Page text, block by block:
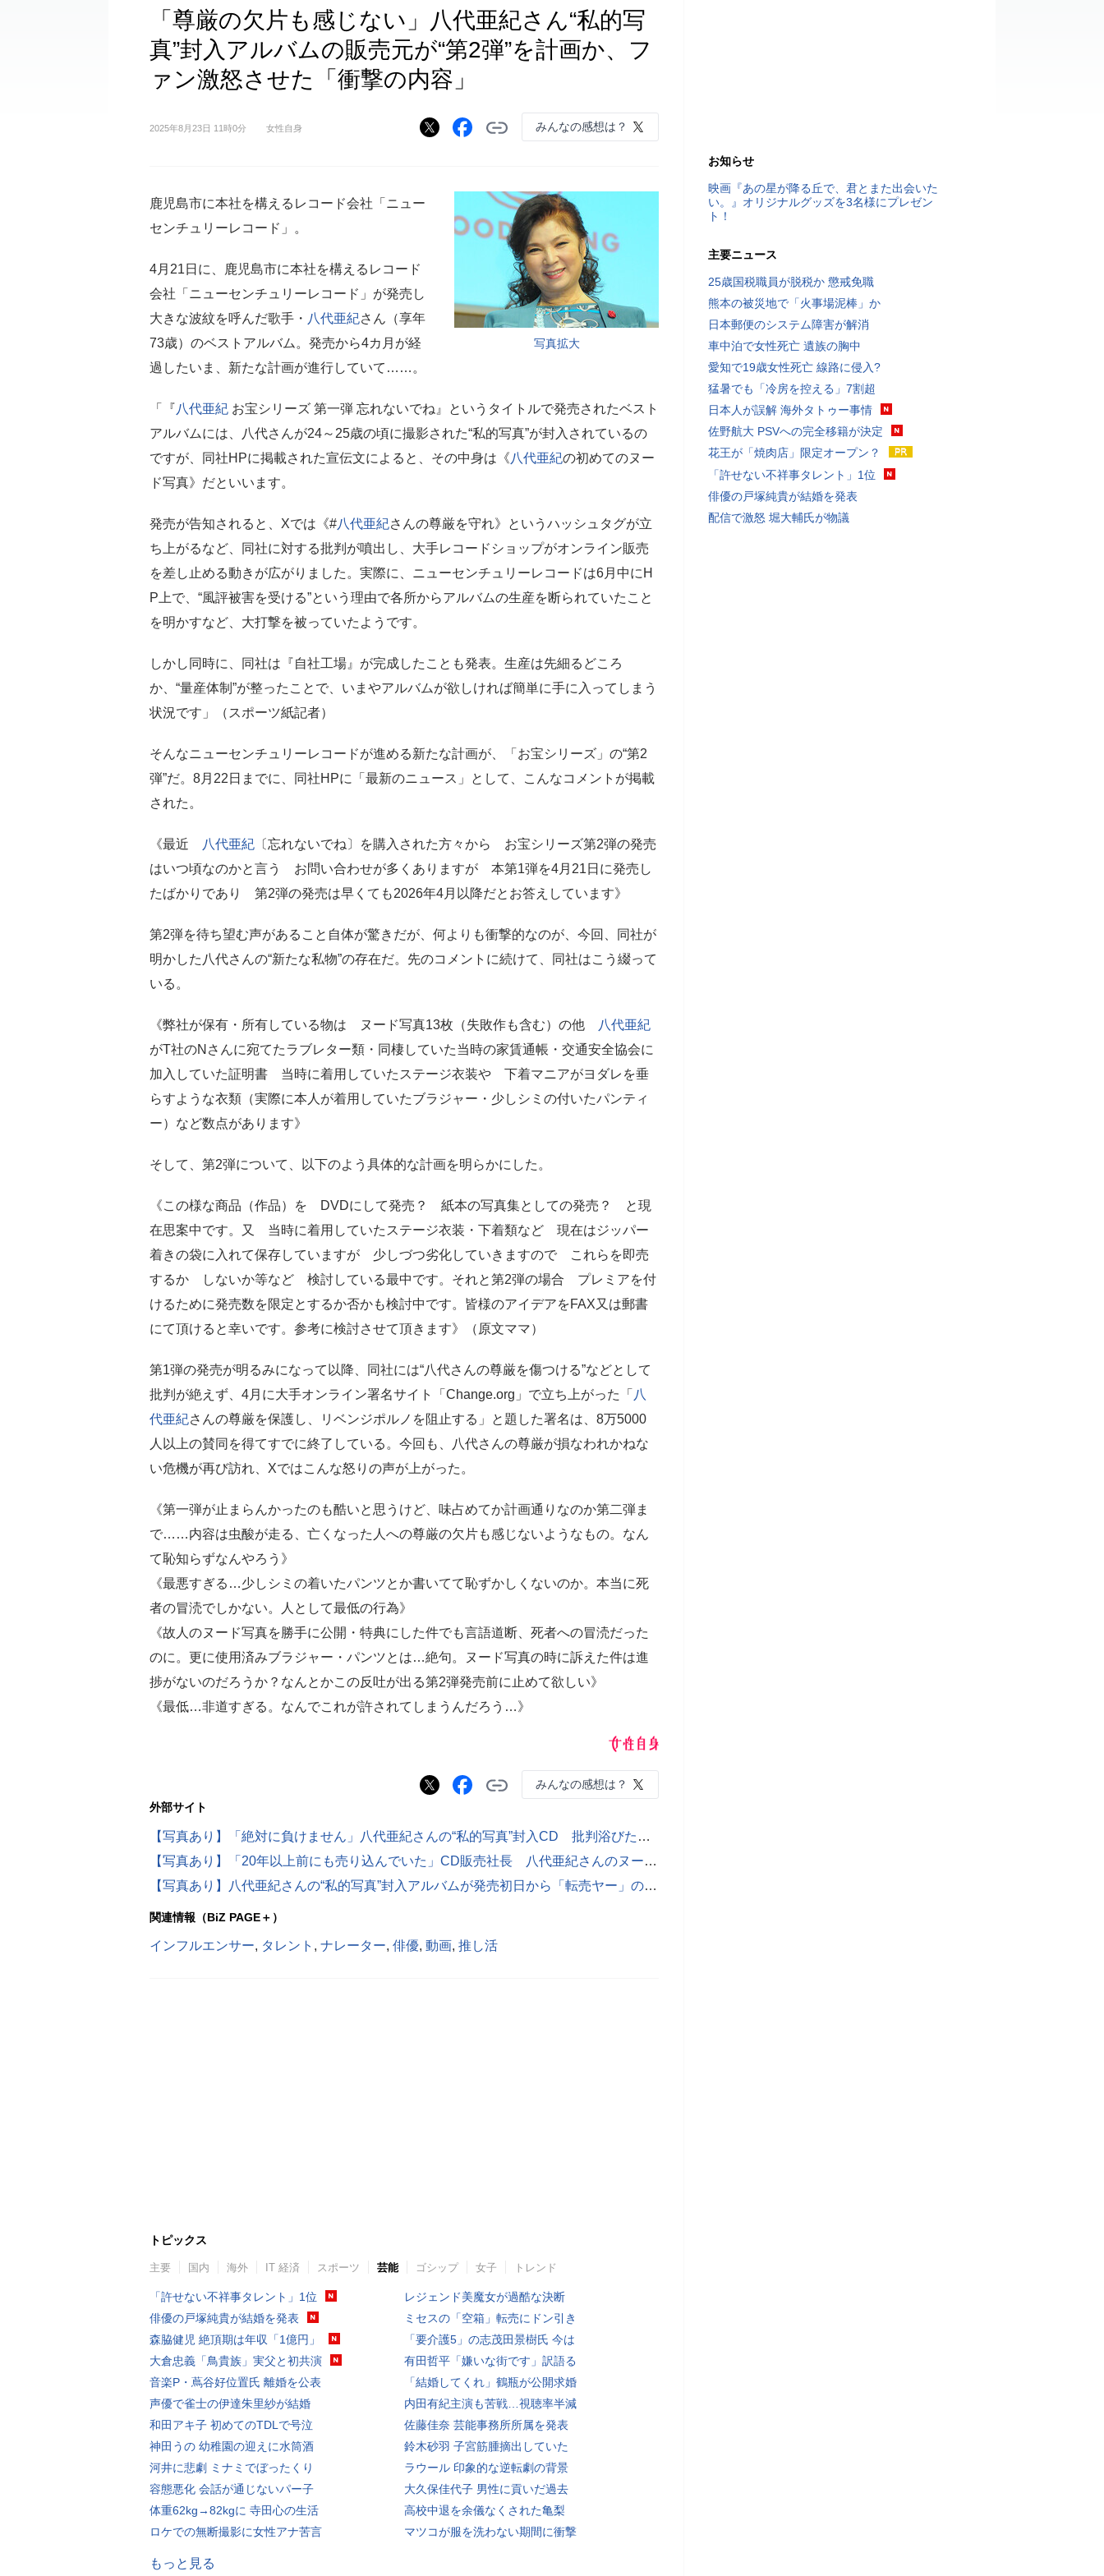
「尊厳の欠片も感じない」八代亜紀さん“私的写
真”封入アルバムの販売元が“第2弾”を計画か、フ
ァン激怒させた「衝撃の内容」
2025年8月23日 11時0分 女性自身 みんなの感想は？
写真拡大
鹿児島市に本社を構えるレコード会社「ニュー
センチュリーレコード」。
4月21日に、鹿児島市に本社を構えるレコード
会社「ニューセンチュリーレコード」が発売し
大きな波紋を呼んだ歌手・ 八代亜紀さん（享年
73歳）のベストアルバム。発売から4カ月が経
過したいま、新たな計画が進行していて……。
「『八代亜紀 お宝シリーズ 第一弾 忘れないでね』というタイトルで発売されたベスト
アルバムには、八代さんが24～25歳の頃に撮影された“私的写真”が封入されているの
ですが、同社HPに掲載された宣伝文によると、その中身は《八代亜紀の初めてのヌー
ド写真》だといいます。
発売が告知されると、Xでは《#八代亜紀さんの尊厳を守れ》というハッシュタグが立
ち上がるなど、同社に対する批判が噴出し、大手レコードショップがオンライン販売
を差し止める動きが広がりました。実際に、ニューセンチュリーレコードは6月中にH
P上で、“風評被害を受ける”という理由で各所からアルバムの生産を断られていたこと
を明かすなど、大打撃を被っていたようです。
しかし同時に、同社は『自社工場』が完成したことも発表。生産は先細るどころ
か、“量産体制”が整ったことで、いまやアルバムが欲しければ簡単に手に入ってしまう
状況です」（スポーツ紙記者）
そんなニューセンチュリーレコードが進める新たな計画が、「お宝シリーズ」の“第2
弾”だ。8月22日までに、同社HPに「最新のニュース」として、こんなコメントが掲載
された。
《最近 八代亜紀 〔忘れないでね〕を購入された方々から お宝シリーズ第2弾の発売
はいつ頃なのかと言う お問い合わせが多くありますが 本第1弾を4月21日に発売し
たばかりであり 第2弾の発売は早くても2026年4月以降だとお答えしています》
第2弾を待ち望む声があること自体が驚きだが、何よりも衝撃的なのが、今回、同社が
明かした八代さんの“新たな私物”の存在だ。先のコメントに続けて、同社はこう綴って
いる。
《弊社が保有・所有している物は ヌード写真13枚（失敗作も含む）の他
八代亜紀
がT社のNさんに宛てたラブレター類・同棲していた当時の家賃通帳・交通安全協会に
加入していた証明書 当時に着用していたステージ衣装や 下着マニアがヨダレを垂
らすような衣類（実際に本人が着用していたブラジャー・少しシミの付いたパンティ
ー）など数点があります》
そして、第2弾について、以下のよう具体的な計画を明らかにした。
《この様な商品（作品）を DVDにして発売？ 紙本の写真集としての発売？ と現
在思案中です。又 当時に着用していたステージ衣装・下着類など 現在はジッパー
着きの袋に入れて保存していますが 少しづつ劣化していきますので これらを即売
するか しないか等など 検討している最中です。それと第2弾の場合 プレミアを付
けるために発売数を限定とするか否かも検討中です。皆様のアイデアをFAX又は郵書
にて頂けると幸いです。参考に検討させて頂きます》（原文ママ）
第1弾の発売が明るみになって以降、同社には“八代さんの尊厳を傷つける”などとして
批判が絶えず、4月に大手オンライン署名サイト「Change.org」で立ち上がった「 八
代亜紀さんの尊厳を保護し、リベンジポルノを阻止する」と題した署名は、8万5000
人以上の賛同を得てすでに終了している。今回も、八代さんの尊厳が損なわれかねな
い危機が再び訪れ、Xではこんな怒りの声が上がった。
《第一弾が止まらんかったのも酷いと思うけど、味占めてか計画通りなのか第二弾ま
で……内容は虫酸が走る、亡くなった人への尊厳の欠片も感じないようなもの。なん
て恥知らずなんやろう》
《最悪すぎる…少しシミの着いたパンツとか書いてて恥ずかしくないのか。本当に死
者の冒涜でしかない。人として最低の行為》
《故人のヌード写真を勝手に公開・特典にした件でも言語道断、死者への冒涜だった
のに。更に使用済みブラジャー・パンツとは…絶句。ヌード写真の時に訴えた件は進
捗がないのだろうか？なんとかこの反吐が出る第2弾発売前に止めて欲しい》
《最低…非道すぎる。なんでこれが許されてしまうんだろう…》
みんなの感想は？
外部サイト
【写真あり】「絶対に負けません」八代亜紀さんの“私的写真”封入CD 批判浴びた販売元が再び宣戦布告…第2、3弾の“匂わせ”も
【写真あり】「20年以上前にも売り込んでいた」CD販売社長 八代亜紀さんのヌード写真への“長年の執着”を出版関係者が告白
【写真あり】八代亜紀さんの“私的写真”封入アルバムが発売初日から「転売ヤー」の餌食に…定価3倍の高額出品ケースも
関連情報（BiZ PAGE＋）
インフルエンサー, タレント , ナレーター, 俳優, 動画, 推し活
トピックス
主要 国内 海外 IT 経済 スポーツ 芸能 ゴシップ 女子 トレンド
「許せない不祥事タレント」1位
俳優の戸塚純貴が結婚を発表
森脇健児 絶頂期は年収「1億円」
大倉忠義「鳥貴族」実父と初共演
音楽P・蔦谷好位置氏 離婚を公表
声優で雀士の伊達朱里紗が結婚
和田アキ子 初めてのTDLで号泣
神田うの 幼稚園の迎えに水筒酒
河井に悲劇 ミナミでぼったくり
容態悪化 会話が通じないパー子
体重62kg→82kgに 寺田心の生活
ロケでの無断撮影に女性アナ苦言
レジェンド美魔女が過酷な決断
ミセスの「空箱」転売にドン引き
「要介護5」の志茂田景樹氏 今は
有田哲平「嫌いな街です」訳語る
「結婚してくれ」鶴瓶が公開求婚
内田有紀主演も苦戦…視聴率半減
佐藤佳奈 芸能事務所所属を発表
鈴木砂羽 子宮筋腫摘出していた
ラウール 印象的な逆転劇の背景
大久保佳代子 男性に貢いだ過去
高校中退を余儀なくされた亀梨
マツコが服を洗わない期間に衝撃
もっと見る
お知らせ
映画『あの星が降る丘で、君とまた出会いた
い。』オリジナルグッズを3名様にプレゼン
ト！
主要ニュース
25歳国税職員が脱税か 懲戒免職
熊本の被災地で「火事場泥棒」か
日本郵便のシステム障害が解消
車中泊で女性死亡 遺族の胸中
愛知で19歳女性死亡 線路に侵入?
猛暑でも「冷房を控える」7割超
日本人が誤解 海外タトゥー事情
佐野航大 PSVへの完全移籍が決定
花王が「焼肉店」限定オープン？
「許せない不祥事タレント」1位
俳優の戸塚純貴が結婚を発表
配信で激怒 堀大輔氏が物議